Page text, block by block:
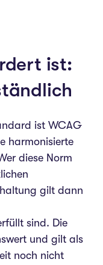
ist:
ist WCAG
harmonisierte
diese Norm
gilt dann
sind. Die
und gilt als
noch nicht